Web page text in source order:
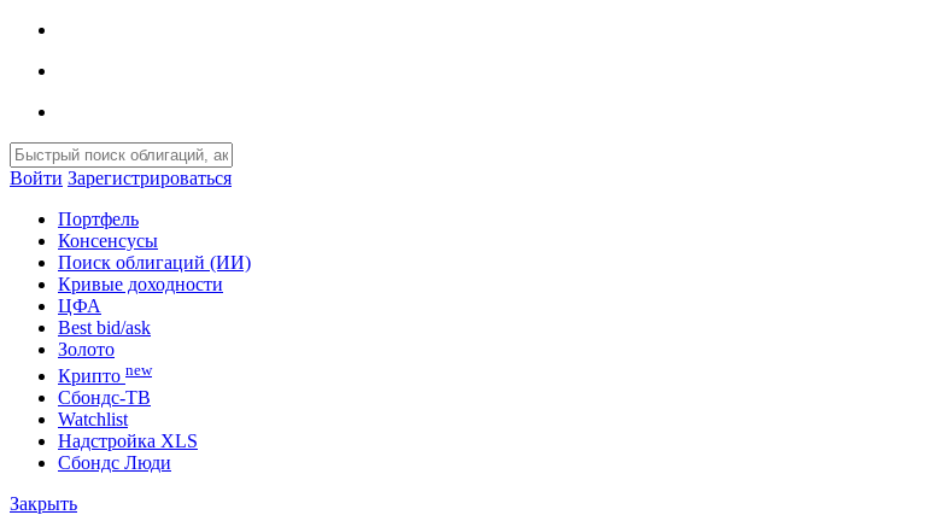
Войти Зарегистрироваться
Портфель
Консенсусы
Поиск облигаций (ИИ)
Кривые доходности
ЦФА
Best bid/ask
Золото
Крипто new
Сбондс-ТВ
Watchlist
Надстройка XLS
Сбондс Люди
Закрыть